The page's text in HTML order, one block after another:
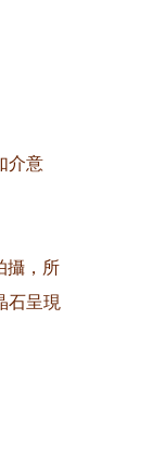
介意
攝，所
石呈現